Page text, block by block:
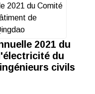
2021 du
du
civils